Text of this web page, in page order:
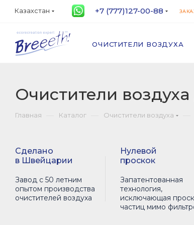
Казахстан +7 (777)127-00-88
ОЧИСТИТЕЛИ ВОЗДУХА
Очистители
Главная Каталог Очистители воздуха
Сделано
в Швейцарии
Завод с 50 летним
опытом производства
очистителей воздуха
Нулевой
проскок
Запатентованная
технология,
исключающая
частиц мимо